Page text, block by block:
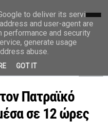
Επικαιρότητα
Πατραϊκό
σε 12 ώρες
to deliver its services
and user-agent are
performance and security
generate usage
abuse.
GOT IT